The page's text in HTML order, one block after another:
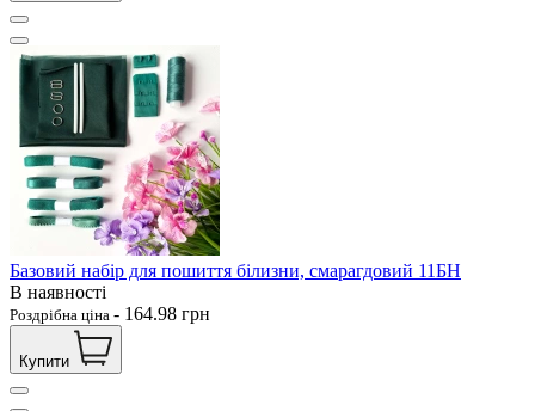
Базовий набір для пошиття білизни, смарагдовий 11БН
В наявності
Роздрібна ціна - 164.98 грн
Купити